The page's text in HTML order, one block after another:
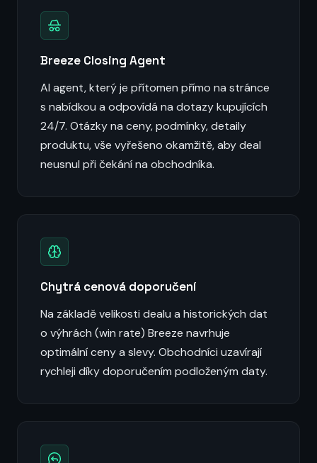
Breeze Closing Agent
AI agent, který je přítomen přímo na stránce
s nabídkou a odpovídá na dotazy kupujících
24/7. Otázky na ceny, podmínky, detaily
produktu, vše vyřešeno okamžitě, aby deal
neusnul při čekání na obchodníka.
Chytrá cenová doporučení
Na základě velikosti dealu a historických dat
o výhrách (win rate) Breeze navrhuje
optimální ceny a slevy. Obchodníci uzavírají
rychleji díky doporučením podloženým daty.